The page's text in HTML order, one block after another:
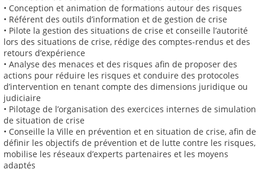
• Conception et animation de formations autour des risques
• Référent des outils d’information et de gestion de crise
• Pilote la gestion des situations de crise et conseille l’autorité
lors des situations de crise, rédige des comptes-rendus et des
retours d’expérience
• Analyse des menaces et des risques afin de proposer des
actions pour réduire les risques et conduire des protocoles
d’intervention en tenant compte des dimensions juridique ou
judiciaire
• Pilotage de l’organisation des exercices internes de simulation
de situation de crise
• Conseille la Ville en prévention et en situation de crise, afin de
définir les objectifs de prévention et de lutte contre les risques,
mobilise les réseaux d’experts partenaires et les moyens
adaptés